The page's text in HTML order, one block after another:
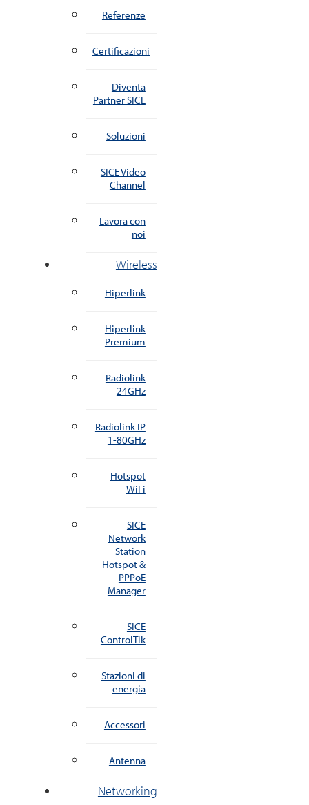
Referenze
Certificazioni
Diventa
Partner SICE
Soluzioni
SICE Video
Channel
Lavora con
noi
Wireless
Hiperlink
Hiperlink
Premium
Radiolink
24GHz
Radiolink IP
1-80GHz
Hotspot
WiFi
SICE
Network
Station
Hotspot &
PPPoE
Manager
SICE
ControlTik
Stazioni di
energia
Accessori
Antenna
Networking